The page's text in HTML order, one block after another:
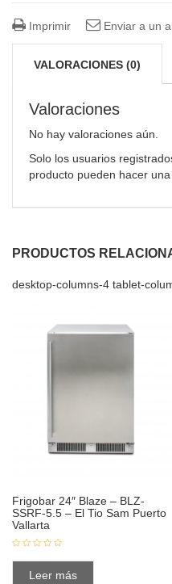
Imprimir Enviar a un
VALORACIONES (0)
Valoraciones
No hay valoraciones aún.
Solo los usuarios
producto pueden hacer una
PRODUCTOS
desktop-columns-4 tablet-
Frigobar 24″ Blaze – BLZ-
SSRF-5.5 – El Tio Sam Puerto
Vallarta
Leer más